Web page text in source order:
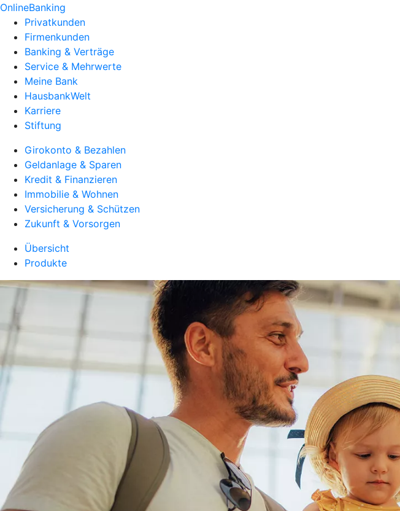
OnlineBanking
Privatkunden
Firmenkunden
Banking & Verträge
Service & Mehrwerte
Meine Bank
HausbankWelt
Karriere
Stiftung
Girokonto & Bezahlen
Geldanlage & Sparen
Kredit & Finanzieren
Immobilie & Wohnen
Versicherung & Schützen
Zukunft & Vorsorgen
Übersicht
Produkte